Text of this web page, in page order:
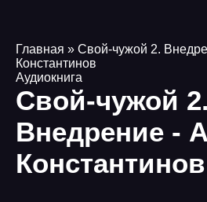
Главная » Свой-чужой 2.
Константинов
Аудиокнига
Свой-чужой 2.
Внедрение -
Константинов